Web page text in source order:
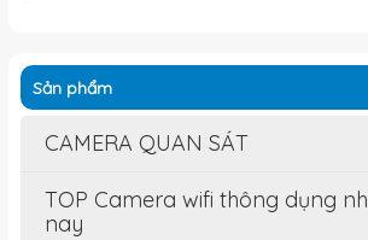
Sản phẩm
CAMERA QUAN SÁT
TOP Camera wifi thông dụng
nay